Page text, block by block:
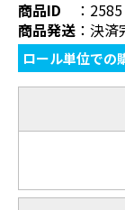
商品ID ： 2585
商品発送 ： 決済
ロール単位での